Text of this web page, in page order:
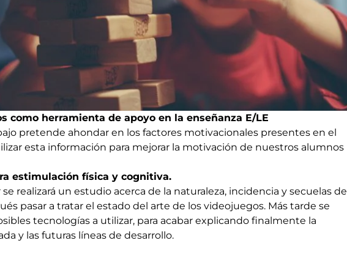
como herramienta de apoyo en la enseñanza E/LE
pretende ahondar en los factores motivacionales presentes en el
esta información para mejorar la motivación de nuestros alumnos
estimulación física y cognitiva.
realizará un estudio acerca de la naturaleza, incidencia y secuelas del
pasar a tratar el estado del arte de los videojuegos. Más tarde se
tecnologías a utilizar, para acabar explicando finalmente la
y las futuras líneas de desarrollo.